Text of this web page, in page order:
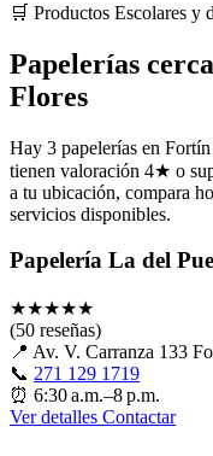
🛒 Productos Escolares y
Papelerías
Flores
Hay 3 papelerías en
tienen valoración 4★ o
a tu ubicación, compara
servicios disponibles.
Papelería La del
★★★★★
(50 reseñas)
📍 Av. V. Carranza 133
📞 271 129 1719
⏰ 6:30 a.m.–8 p.m.
Ver detalles Contactar